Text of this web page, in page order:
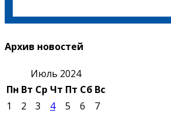
Архив новостей
Июль 2024
Пн Вт Ср Чт Пт Сб Вс
1
2 3 4 5 6
7